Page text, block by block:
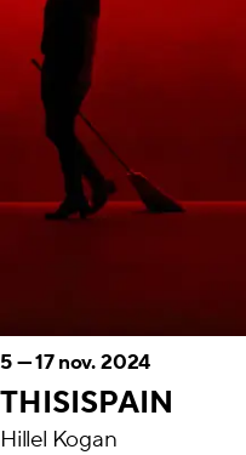
THISISPAIN
5—17 nov. 2024
Hillel Kogan